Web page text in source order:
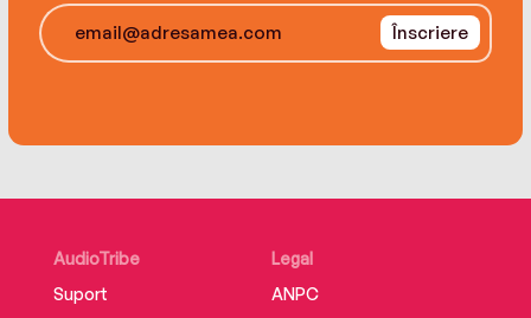
Înscriere
AudioTribe
Suport
Legal
ANPC